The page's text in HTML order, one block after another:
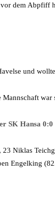
dem Abpfiff
und
SK Hansa 0:0
Niklas
Engelking